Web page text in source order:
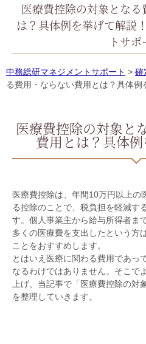
医療費控除の対象とな
は？具体例を挙げて解説
トサポ
中務総研マネジメントサポート > 確
る費用・ならない費用とは？具体例
医療費控除の対象と
費用とは？具体例
医療費控除は、年間10万円以上の
る控除のことで、税負担を軽減す
す。個人事業主から給与所得者ま
多くの医療費を支出したという方
ことをおすすめします。
とはいえ医療に関わる費用であっ
なるわけではありません。そこで
上げ、当記事で「医療費控除の対
を整理していきます。